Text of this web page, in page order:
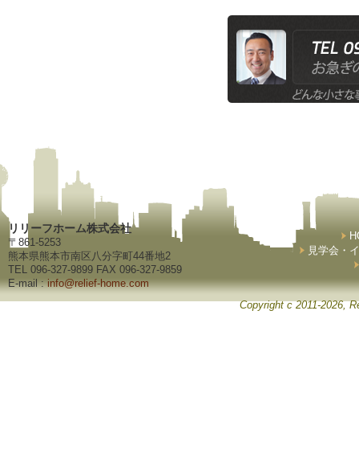
リリーフホーム株式会社
〒861-5253
熊本県熊本市南区八分字町44番地2
TEL 096-327-9899 FAX 096-327-9859
E-mail :info@relief-home.com
見学会・
Copyright c 2011-2026,